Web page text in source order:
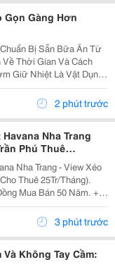
Gọn Gàng Hơn
Bị Sẵn Bữa Ăn Từ
Thời Gian Và Cách
Giữ Nhiệt Là Vật Dụng
Cơm Và Các Món Ăn
Di Chuyển Trong Ngày.
2 phút trước
Nha Trang
Phú Thuê
Nha Trang - View Xéo
Thuê 25Tr/Tháng).
Mua Bán 50 Năm. +
Tp Nha Trang, Tỉnh
Tầng 26 /...
3 phút trước
Không Tay Cầm: